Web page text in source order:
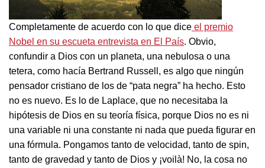
Completamente de acuerdo con lo que dice el premio
Nobel en su escueta entrevista en El País. Obvio,
confundir a Dios con un planeta, una nebulosa o una
tetera, como hacía Bertrand Russell, es algo que ningún
pensador cristiano de los de “pata negra” ha hecho. Esto
no es nuevo. Es lo de Laplace, que no necesitaba la
hipótesis de Dios en su teoría física, porque Dios no es ni
una variable ni una constante ni nada que pueda figurar en
una fórmula. Pongamos tanto de velocidad, tanto de spin,
tanto de gravedad y tanto de Dios y ¡voilà! No, la cosa no